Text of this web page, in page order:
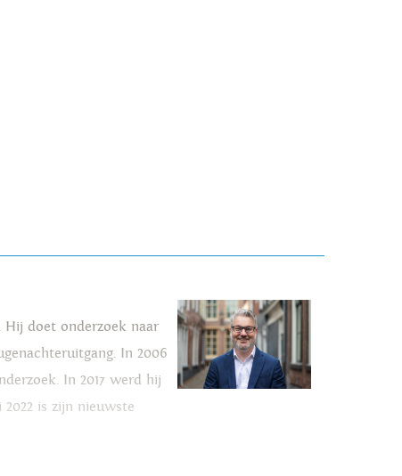
Hij doet onderzoek naar
In 2006
In 2017 werd hij
is zijn nieuwste